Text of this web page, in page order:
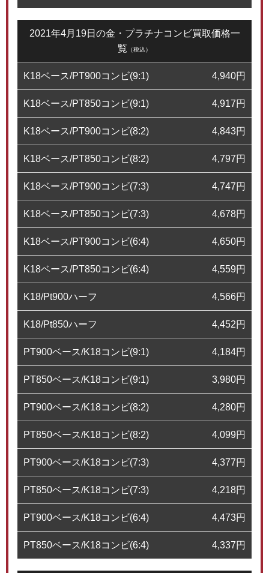
2021年4月19日の金・プラチナコンビ買取価格一
覧 （税込）
K18ベース/PT900コンビ(9:1) 4,940円
K18ベース/PT850コンビ(9:1) 4,917円
K18ベース/PT900コンビ(8:2) 4,843円
K18ベース/PT850コンビ(8:2) 4,797円
K18ベース/PT900コンビ(7:3) 4,747円
K18ベース/PT850コンビ(7:3) 4,678円
K18ベース/PT900コンビ(6:4) 4,650円
K18ベース/PT850コンビ(6:4) 4,559円
K18/Pt900ハーフ 4,566円
K18/Pt850ハーフ 4,452円
PT900ベース/K18コンビ(9:1) 4,184円
PT850ベース/K18コンビ(9:1) 3,980円
PT900ベース/K18コンビ(8:2) 4,280円
PT850ベース/K18コンビ(8:2) 4,099円
PT900ベース/K18コンビ(7:3) 4,377円
PT850ベース/K18コンビ(7:3) 4,218円
PT900ベース/K18コンビ(6:4) 4,473円
PT850ベース/K18コンビ(6:4) 4,337円